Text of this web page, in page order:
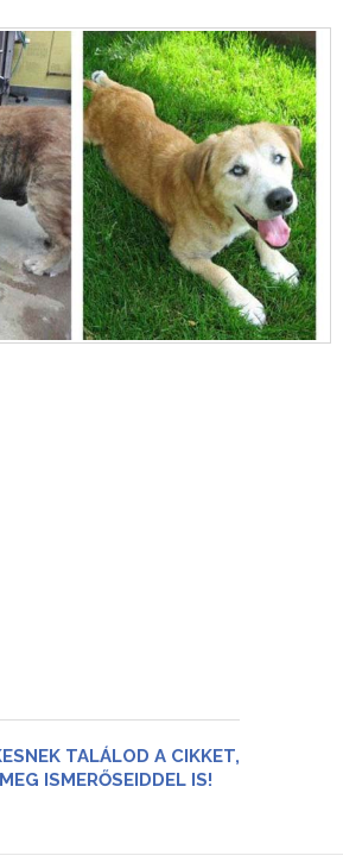
TALÁLOD A CIKKET,
ISMERŐSEIDDEL IS!